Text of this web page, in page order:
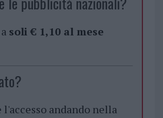
soli € 1,10 al mese
andando nella